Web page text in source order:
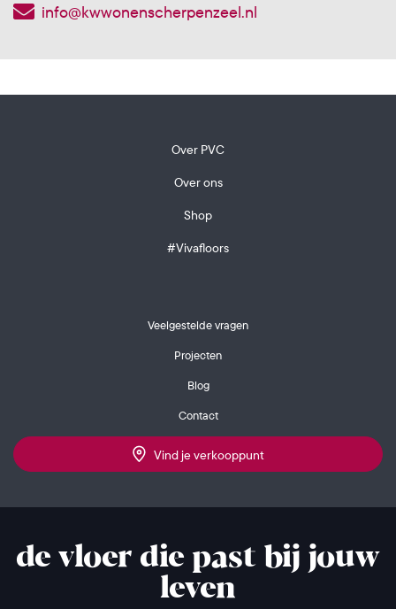
info@kwwonenscherpenzeel.nl
Over PVC
Over ons
Shop
#Vivafloors
Veelgestelde vragen
Projecten
Blog
Contact
Vind je verkooppunt
de vloer die past bij jouw
leven